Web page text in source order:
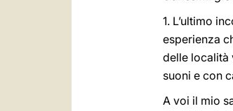
1. L’ultimo
esperienza
delle località
suoni e con
A voi il mio